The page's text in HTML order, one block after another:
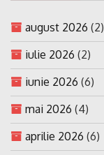
august 2026 (2)
iulie 2026 (2)
iunie 2026 (6)
mai 2026 (4)
aprilie 2026 (6)